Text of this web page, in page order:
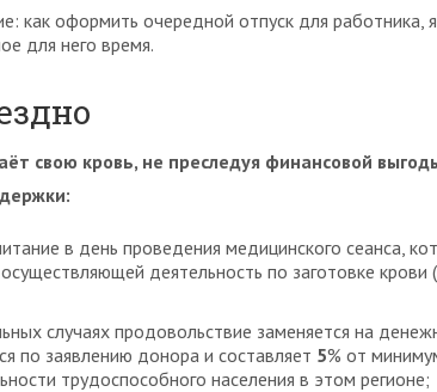
как оформить очередной отпуск для
для него время.
свою кровь, не преследуя финансовой
в день проведения медицинского сеанса,
осуществляющей деятельность по заготовке
случаях продовольствие заменяется на
по заявлению донора и составляет 5% от
трудоспособного населения в этом регионе;